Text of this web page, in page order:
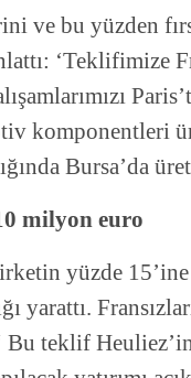
ve bu yüzden
‘Teklifimize
komponentleri
Bursa’da
milyon euro
yüzde
yarattı.
Bu teklif